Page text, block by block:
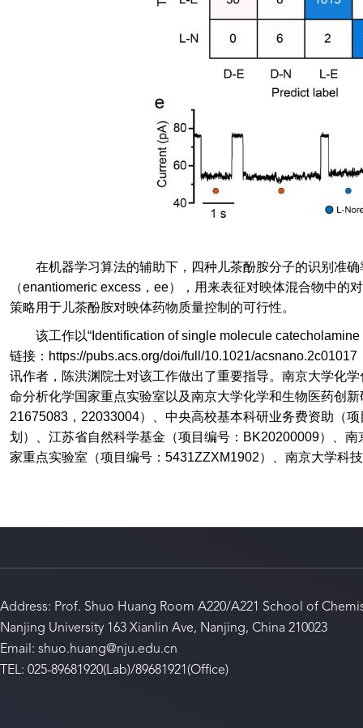
在机器学习算法的辅助下，四种儿茶酚胺分子的识别准确
（enantiomeric excess ， ee），用来表征对映体混合物中的
策略用于儿茶酚胺对映体药物质量控制的可行性。
该工作以“ Identification of single molecule
链接： https://pubs.acs.org/doi/full/10.1021/acsnano.2c01017
讯作者，陈洪渊院士对该工作做出了重要指导。南京大学化
命分析化学国家重点实验室以及南京大学化学和生物医药创新
21675083 ， 22033004）、中央高校基本科研业务费资助（
划）、江苏省自然科学基金（项目编号： BK20200009）、南
家重点实验室（项目编号： 5431ZZXM1902）、南京大学科
Address: Prof. Shuo Huang Room A220/A221 School of
Nanjing University 163 Xianlin Ave, Nanjing, China 210023
Email: shuo.huang@nju.edu.cn
TEL: 025-89681920(Lab)/89681921(Office)